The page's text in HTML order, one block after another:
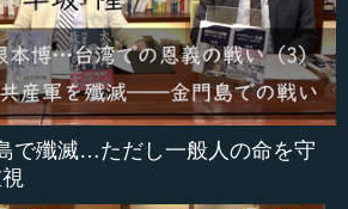
で殲滅…ただし一般人の命を守